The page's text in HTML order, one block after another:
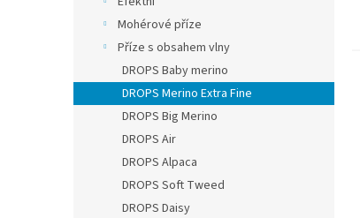
Mohérové příze
Příze s obsahem vlny
DROPS Baby merino
DROPS Merino Extra Fine
DROPS Big Merino
DROPS Air
DROPS Alpaca
DROPS Soft Tweed
DROPS Daisy